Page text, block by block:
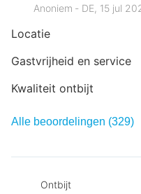
Locatie
Gastvrijheid en service
Kwaliteit ontbijt
Anoniem ‐ DE, 15 jul
Alle beoordelingen (329)
Ontbijt